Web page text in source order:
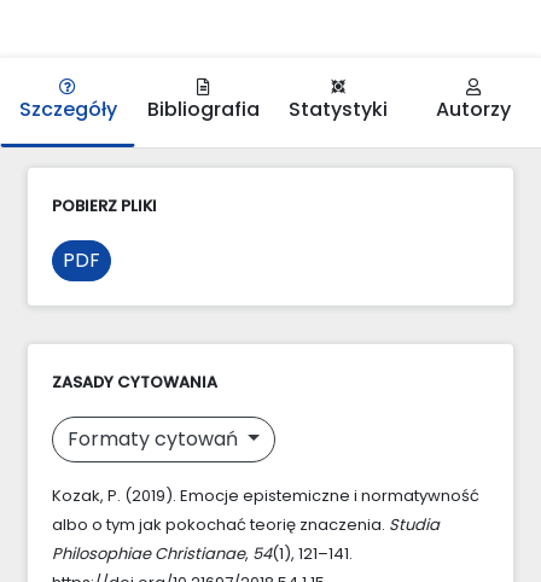
Szczegóły Bibliografia Statystyki Autorzy
POBIERZ PLIKI
PDF
ZASADY CYTOWANIA
Formaty cytowań
Kozak, P. (2019). Emocje epistemiczne i normatywność
albo o tym jak pokochać teorię znaczenia. Studia
Philosophiae Christianae, 54(1), 121–141.